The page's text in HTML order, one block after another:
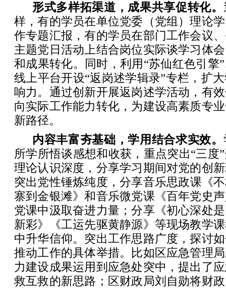
形式多样拓渠道，成果共享促转化。
样，有的学员在单位党委（党组）理论
作专题汇报，有的学员在部门工作会议
主题党日活动上结合岗位实际谈学习体
和成果转化。同时，利用“苏仙红色引擎
线上平台开设“返岗述学辑录”专栏，扩
响力。通过创新开展返岗述学活动，有
向实际工作能力转化，为建设高素质专
新路径。
内容丰富夯基础，学用结合求实效。
所学所悟谈感想和收获，重点突出“三度
理论认识深度，分享学习期间对党的创
突出党性锤炼纯度，分享音乐思政课《
寨到金银滩》和音乐微党课《百年党史
党课中汲取奋进力量；分享《初心深处
新彩》《工运先驱黄静源》等现场教学
中升华信仰。突出工作思路广度，探讨
推动工作的具体举措。比如区应急管理
力建设成果运用到应急处突中，提出了
救互救的新思路；区财政局刘自勋将财